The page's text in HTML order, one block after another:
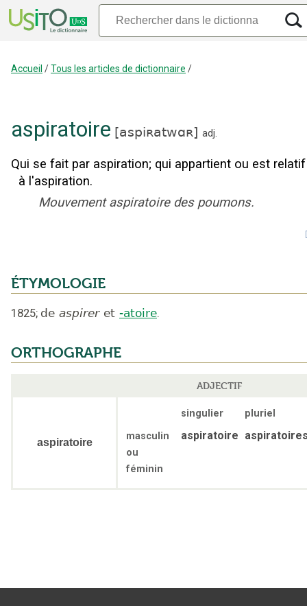
Accueil /Tous les articles de dictionnaire /
aspiratoire [aspiʀatwɑʀ] adj.
Qui se fait par aspiration; qui appartient ou est relatif
à l'aspiration.
Mouvement aspiratoire des poumons.
ÉTYMOLOGIE
1825; de aspirer et -atoire.
ORTHOGRAPHE
ADJECTIF
aspiratoire
singulier
pluriel
masculin
ou
féminin
aspiratoire